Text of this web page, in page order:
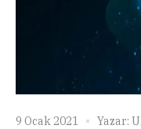
9 Ocak 2021 Yazar: